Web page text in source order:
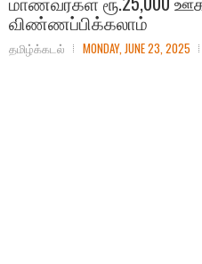
விண்ணப்பிக்கலாம்
தமிழ்க்கடல் MONDAY, JUNE 23, 2025